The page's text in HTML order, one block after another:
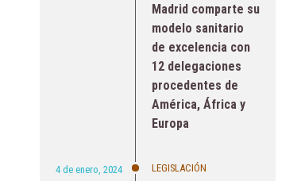
Madrid comparte su
modelo sanitario
de excelencia con
12 delegaciones
procedentes de
América, África y
Europa
4 de enero, 2024 LEGISLACIÓN